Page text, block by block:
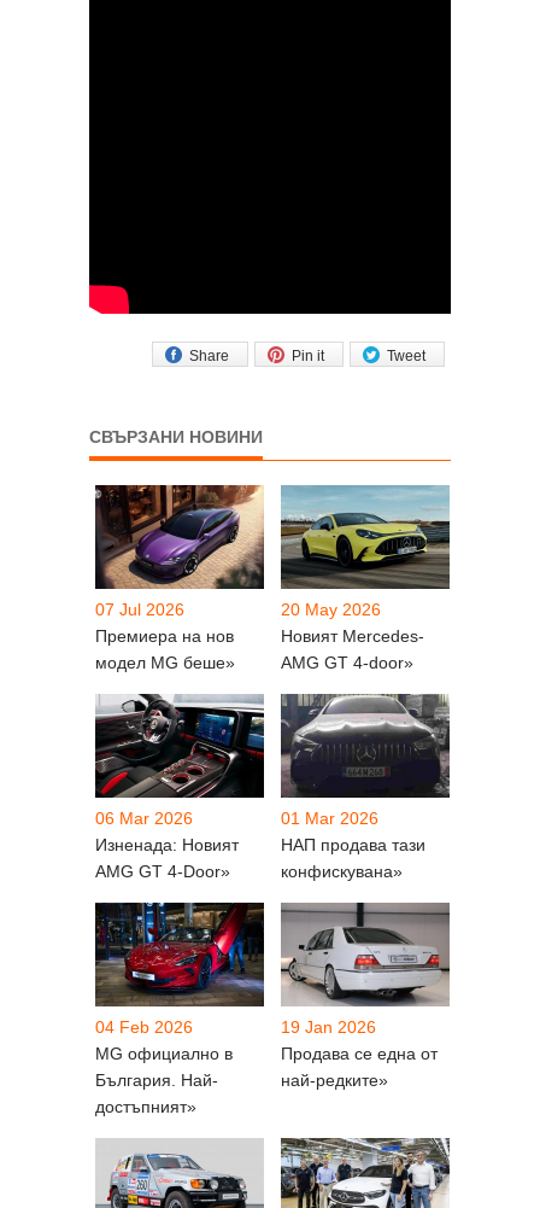
Tweet
Pin it
Share
СВЪРЗАНИ НОВИНИ
07 Jul 2026
Премиера на нов
модел MG беше»
20 May 2026
Новият Mercedes-
AMG GT 4-door»
06 Mar 2026
Изненада: Новият
AMG GT 4-Door»
01 Mar 2026
НАП продава тази
конфискувана»
04 Feb 2026
MG официално в
България. Най-
достъпният»
19 Jan 2026
Продава се една от
най-редките»